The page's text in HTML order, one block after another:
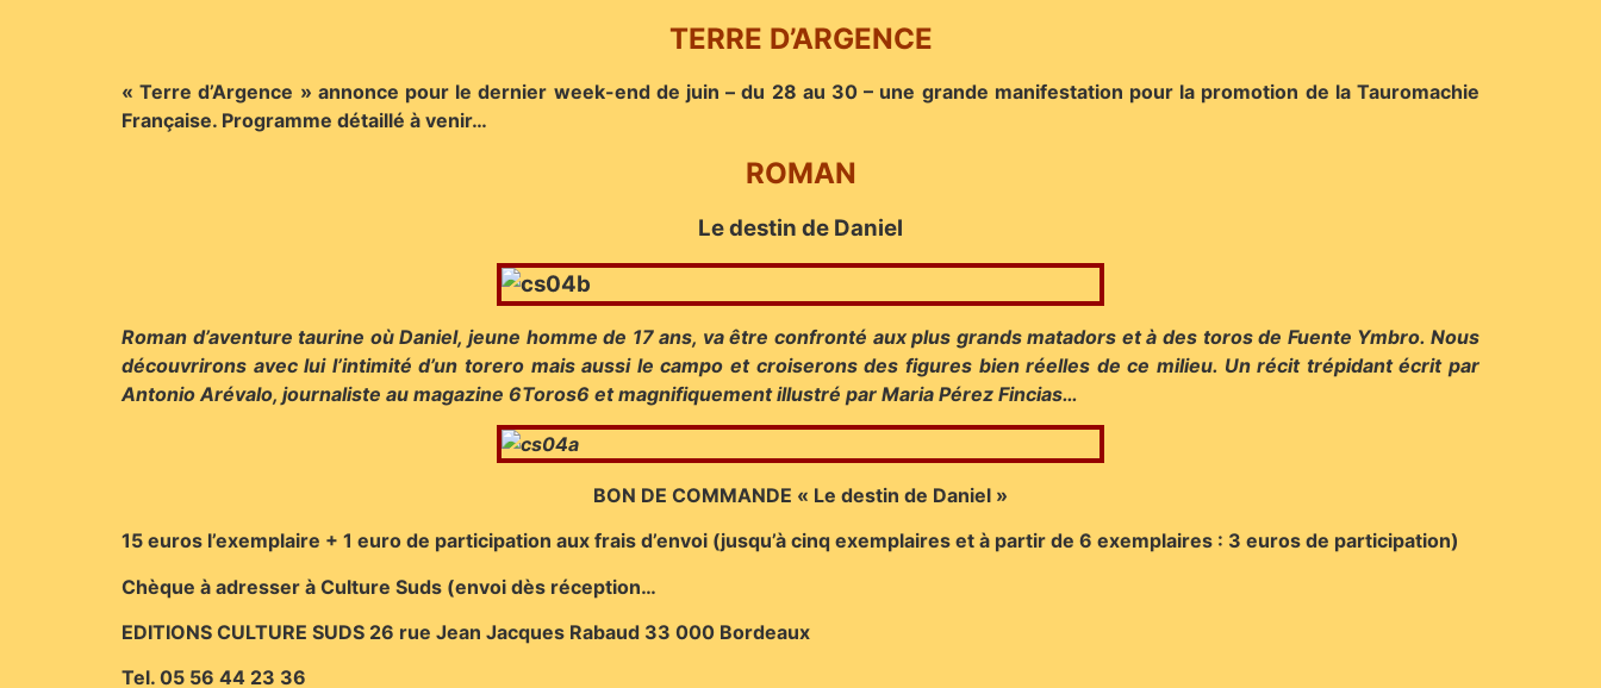
TERRE D’ARGENCE
« Terre d’Argence » annonce pour le dernier week-end de juin – du 28 au 30 – une grande manifestation pour la promotion de la Tauromachie
Française. Programme détaillé à venir…
ROMAN
Le destin de Daniel
Roman d’aventure taurine où Daniel, jeune homme de 17 ans, va être confronté aux plus grands matadors et à des toros de Fuente Ymbro. Nous
découvrirons avec lui l’intimité d’un torero mais aussi le campo et croiserons des figures bien réelles de ce milieu. Un récit trépidant écrit par
Antonio Arévalo, journaliste au magazine 6Toros6 et magnifiquement illustré par Maria Pérez Fincias…
BON DE COMMANDE « Le destin de Daniel »
15 euros l’exemplaire + 1 euro de participation aux frais d’envoi (jusqu’à cinq exemplaires et à partir de 6 exemplaires : 3 euros de participation)
Chèque à adresser à Culture Suds (envoi dès réception…
EDITIONS CULTURE SUDS 26 rue Jean Jacques Rabaud 33 000 Bordeaux
Tel. 05 56 44 23 36